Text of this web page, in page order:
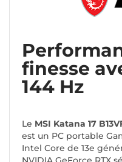
finesse
144 Hz
Le MSI Katana 17
est un PC portable
Intel Core de 13e